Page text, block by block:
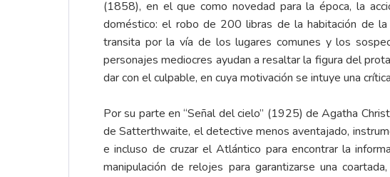
(1858), en el que como novedad para la época, la
doméstico: el robo de 200 libras de la habitación de la
transita por la vía de los lugares comunes y los
personajes mediocres ayudan a resaltar la figura del
dar con el culpable, en cuya motivación se intuye una
Por su parte en “Señal del cielo” (1925) de Agatha
de Satterthwaite, el detective menos aventajado,
e incluso de cruzar el Atlántico para encontrar la
manipulación de relojes para garantizarse una